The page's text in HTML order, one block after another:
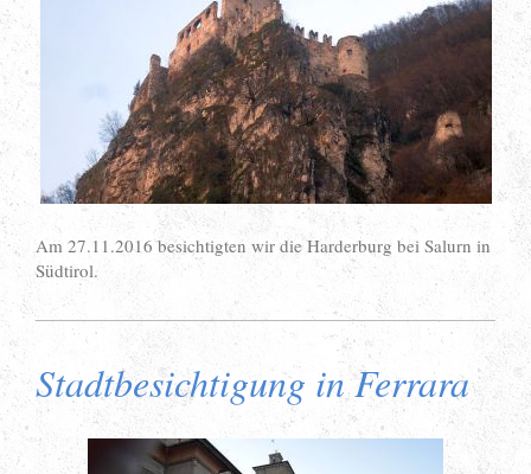
Am 27.11.2016 besichtigten wir die Harderburg bei Salurn in
Südtirol.
Stadtbesichtigung in Ferrara